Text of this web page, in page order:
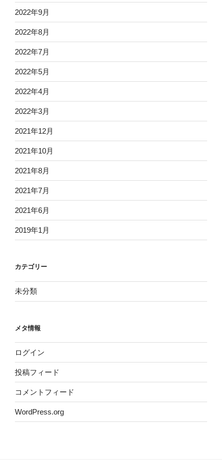
2022年9月
2022年8月
2022年7月
2022年5月
2022年4月
2022年3月
2021年12月
2021年10月
2021年8月
2021年7月
2021年6月
2019年1月
カテゴリー
未分類
メタ情報
ログイン
投稿フィード
コメントフィード
WordPress.org